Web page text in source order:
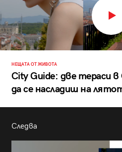
НЕЩАТА ОТ ЖИВОТА
City Guide: две тераси
да се насладиш на
Следва